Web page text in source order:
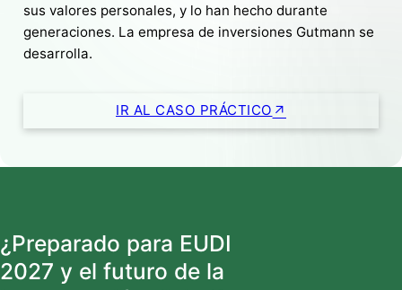
sus valores personales, y lo han hecho durante
generaciones. La empresa de inversiones Gutmann se
desarrolla.
IR AL CASO PRÁCTICO
¿Preparado para EUDI
2027 y el futuro de la